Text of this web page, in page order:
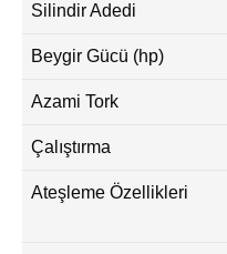
Silindir Adedi
Beygir Gücü (hp)
Azami Tork
Çalıştırma
Ateşleme Özellikleri